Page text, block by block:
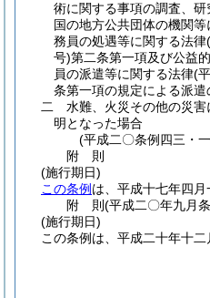
術に関する事項の調査、
国の地方公共団体の機関
務員の処遇等に関する法律
号)第二条第一項及び公益
員の派遣等に関する法律(
条第一項の規定による派
二
水難、火災その他の災
明となった場合
(平成二〇条例四三・
附 則
(施行期日)
この条例 は、平成十七年四月
附 則(平成二〇年九月
(施行期日)
この条例は、平成二十年十二